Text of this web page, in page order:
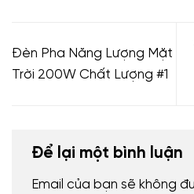
Đèn Pha Năng Lượng Mặt
Trời 200W Chất Lượng #1
Để lại một bình luận
Email của bạn sẽ không